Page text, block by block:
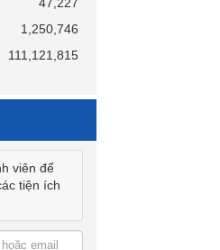
47,227
1,250,746
111,121,815
viên để
tiện ích